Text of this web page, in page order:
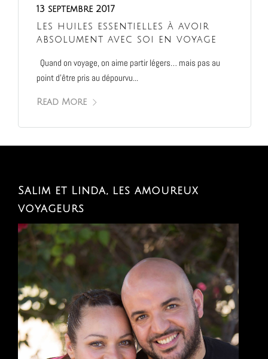
13 septembre 2017
Les huiles essentielles à avoir
absolument avec soi en voyage
Quand on voyage, on aime partir légers… mais pas au
point d’être pris au dépourvu...
Read More
Salim et Linda, les amoureux
voyageurs